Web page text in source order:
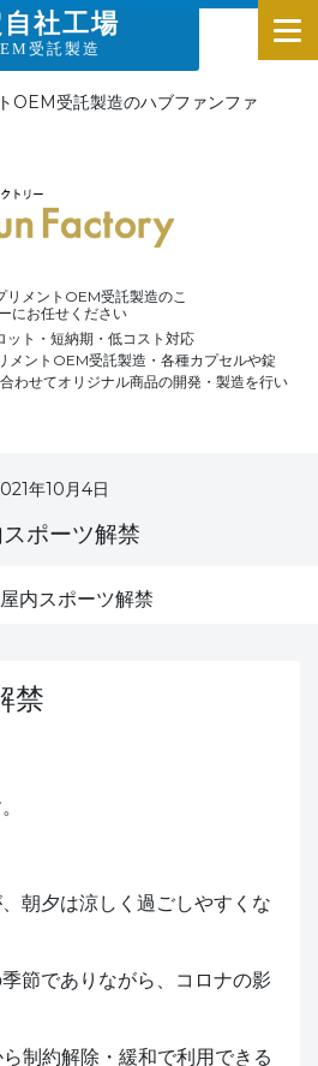
社工場
受託製造
OEM受託製造のハブファンファ
リメントOEM受託製造のこ
にお任せください
ト・短納期・低コスト対応
メントOEM受託製造・各種カプセルや錠
わせてオリジナル商品の開発・製造を行い
年10月4日
ポーツ解禁
屋内スポーツ解禁
禁
朝夕は涼しく過ごしやすくな
節でありながら、コロナの影
制約解除・緩和で利用できる